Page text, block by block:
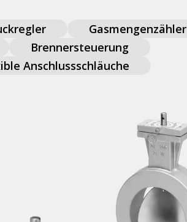
Gasmengenzähler
Brennersteuerung
Anschlussschläuche